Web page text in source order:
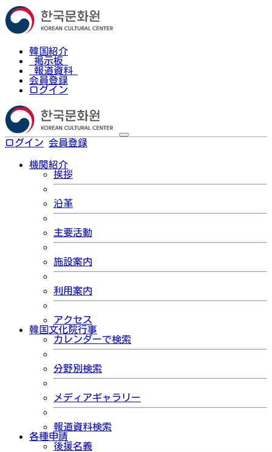
韓国紹介
掲示板
報道資料
会員登録
ログイン
ログイン 会員登録
機関紹介
挨拶
沿革
主要活動
施設案内
利用案内
アクセス
韓国文化院行事
カレンダーで検索
分野別検索
メディアギャラリー
報道資料検索
各種申請
後援名義